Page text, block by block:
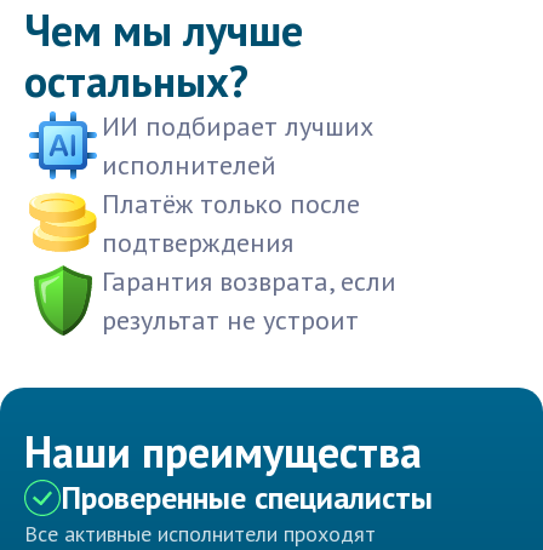
Чем мы лучше
остальных?
ИИ подбирает лучших
исполнителей
Платёж только после
подтверждения
Гарантия возврата, если
результат не устроит
Наши преимущества
Проверенные специалисты
Все активные исполнители проходят